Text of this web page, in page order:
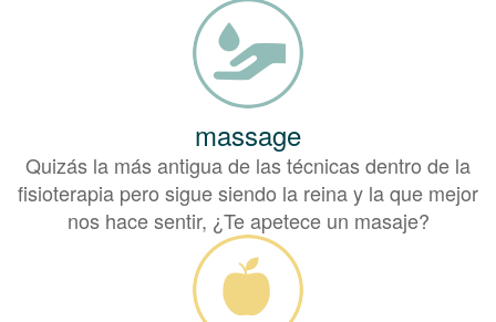
massage
Quizás la más antigua de las técnicas dentro de la
fisioterapia pero sigue siendo la reina y la que mejor
nos hace sentir, ¿Te apetece un masaje?